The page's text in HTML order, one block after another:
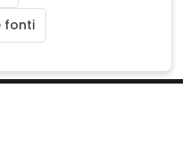
fonti